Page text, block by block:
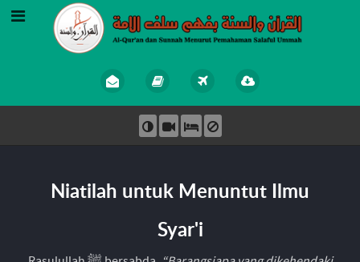
Niatilah untuk Menuntut Ilmu
Syar'i